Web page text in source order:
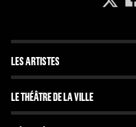
LES ARTISTES
La Troupe du Théâtre de la Ville
La Troupe de l'Imaginaire
LE THÉÂTRE DE LA VILLE
Le Projet